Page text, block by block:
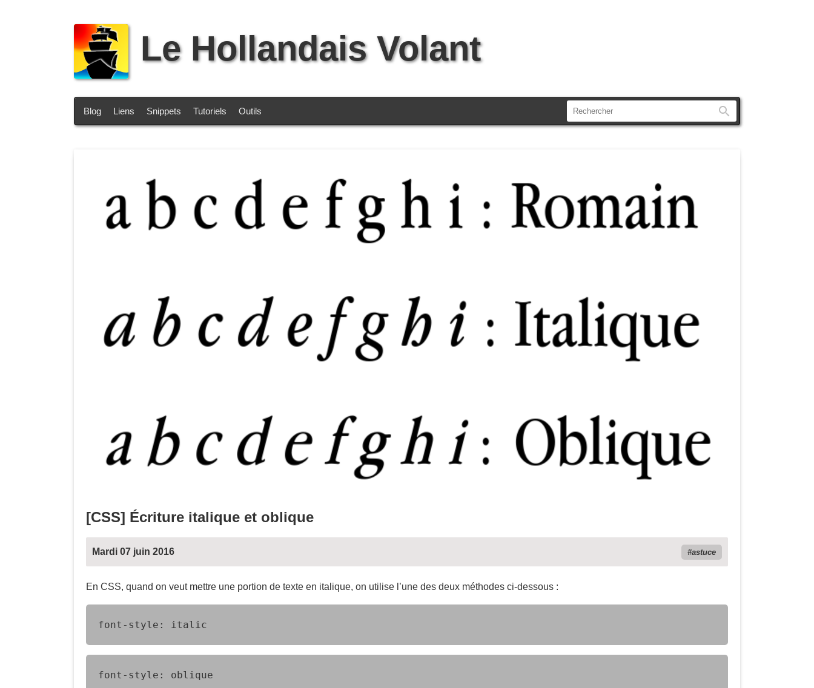
Le Hollandais Volant
Blog Liens Snippets Tutoriels Outils
[CSS] Écriture italique et oblique
Mardi 07 juin 2016 astuce
En CSS, quand on veut mettre une portion de texte en italique, on utilise l’une des deux méthodes ci-dessous :
font-style: italic
font-style: oblique